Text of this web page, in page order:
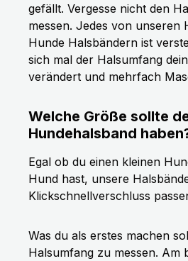
gefällt. Vergesse nicht den
messen. Jedes von unseren
Hunde Halsbändern ist
sich mal der Halsumfang
verändert und mehrfach
Welche Größe sollte
Hundehalsband
Egal ob du einen kleinen
Hund hast, unsere
Klickschnellverschluss
Was du als erstes machen
Halsumfang zu messen. Am